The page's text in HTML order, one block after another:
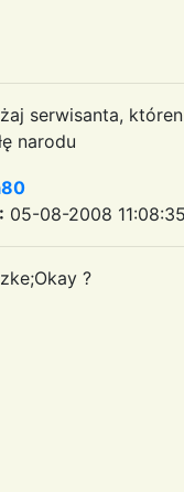
serwisanta,
narodu
05-08-2008
?